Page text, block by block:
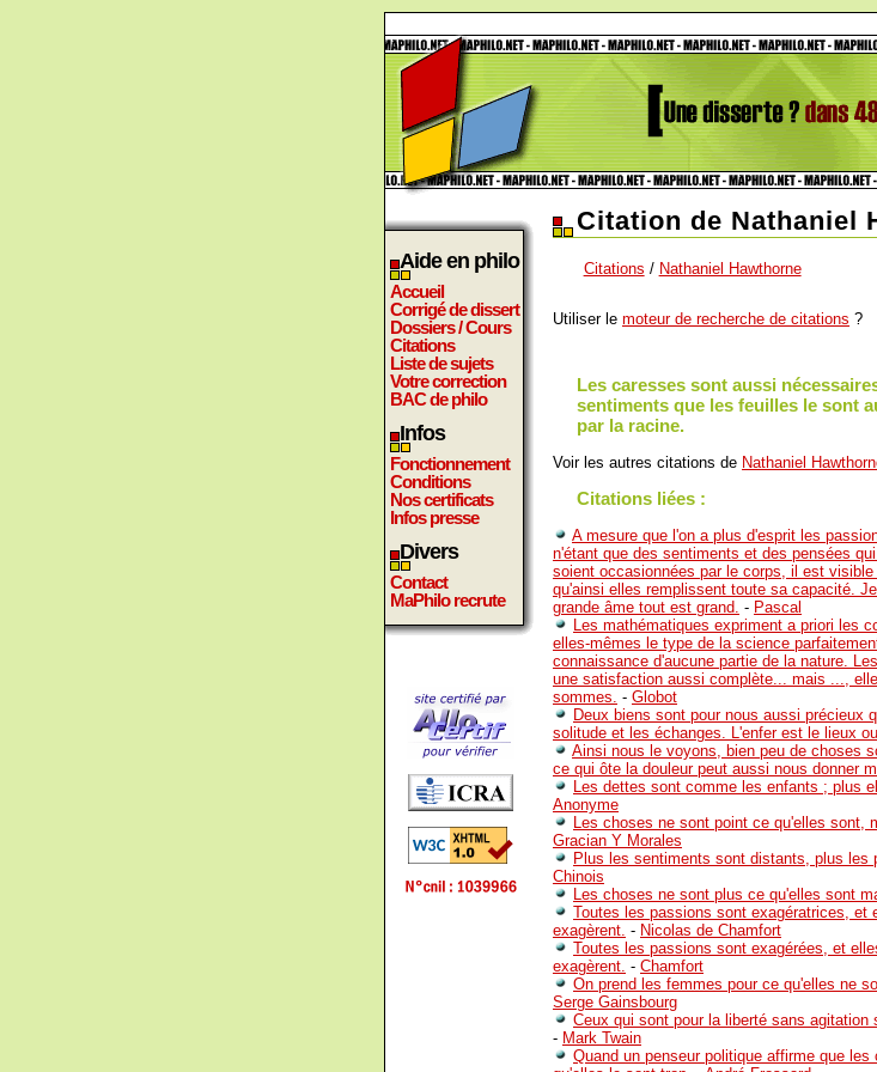
Aide en philo
Accueil
Corrigé de dissert
Dossiers / Cours
Citations
Liste de sujets
Votre correction
BAC de philo
Infos
Fonctionnement
Conditions
Nos certificats
Infos presse
Divers
Contact
MaPhilo recrute
Citation de Nathaniel
Citations / Nathaniel Hawthorne
Utiliser le moteur de recherche de citations ?
Les caresses sont aussi
sentiments que les feuilles le sont
par la racine.
Voir les autres citations de Nathaniel
Citations liées :
A mesure que l'on a plus d'esprit les
n'étant que des sentiments et des pensées
soient occasionnées par le corps, il est
qu'ainsi elles remplissent toute sa capacité.
grande âme tout est grand. - Pascal
Les mathématiques expriment a priori les
elles-mêmes le type de la science
connaissance d'aucune partie de la nature.
une satisfaction aussi complète... mais ...,
sommes. - Globot
Deux biens sont pour nous aussi précieux
solitude et les échanges. L'enfer est le lieux
Ainsi nous le voyons, bien peu de choses
ce qui ôte la douleur peut aussi nous donner
Les dettes sont comme les enfants ; plus
Anonyme
Les choses ne sont point ce qu'elles sont,
Gracian Y Morales
Plus les sentiments sont distants, plus les
Chinois
Les choses ne sont plus ce qu'elles sont
Toutes les passions sont exagératrices, et
exagèrent. - Nicolas de Chamfort
Toutes les passions sont exagérées, et
exagèrent. - Chamfort
On prend les femmes pour ce qu'elles ne
Serge Gainsbourg
Ceux qui sont pour la liberté sans
- Mark Twain
Quand un penseur politique affirme que